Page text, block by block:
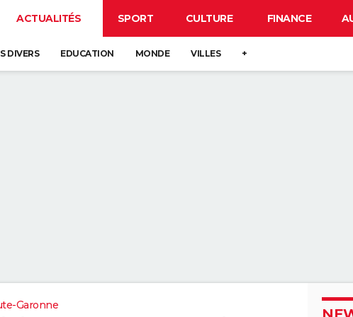
ACTUALITÉS SPORT CULTURE FINANCE
DIVERS EDUCATION MONDE VILLES +
Garonne